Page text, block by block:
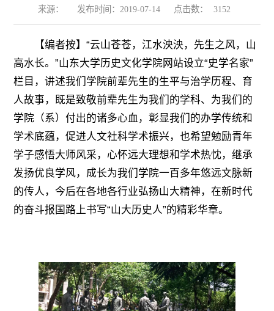
来源： 发布时间：2019-07-14 点击数： 3152
【编者按】“云山苍苍，江水泱泱，先生之风，山
高水长。”山东大学历史文化学院网站设立“史学名家”
栏目，讲述我们学院前辈先生的生平与治学历程、育
人故事，既是致敬前辈先生为我们的学科、为我们的
学院（系）付出的诸多心血，彰显我们的办学传统和
学术底蕴，促进人文社科学术振兴，也希望勉励青年
学子感悟大师风采，心怀远大理想和学术热忱，继承
发扬优良学风，成长为我们学院一百多年悠远文脉新
的传人，今后在各地各行业弘扬山大精神，在新时代
的奋斗报国路上书写“山大历史人”的精彩华章。